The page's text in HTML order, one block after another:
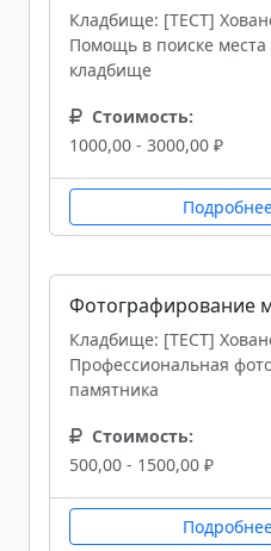
Кладбище: [ТЕСТ]
Помощь в поиске места
кладбище
Стоимость:
1000,00 - 3000,00 ₽
Фотографирование
Кладбище: [ТЕСТ]
Профессиональная
памятника
Стоимость:
500,00 - 1500,00 ₽